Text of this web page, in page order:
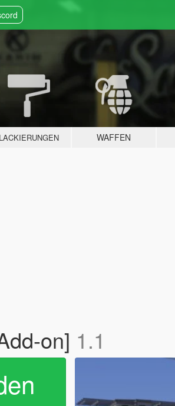
LACKIERUNGEN WAFFEN
on] 1.1